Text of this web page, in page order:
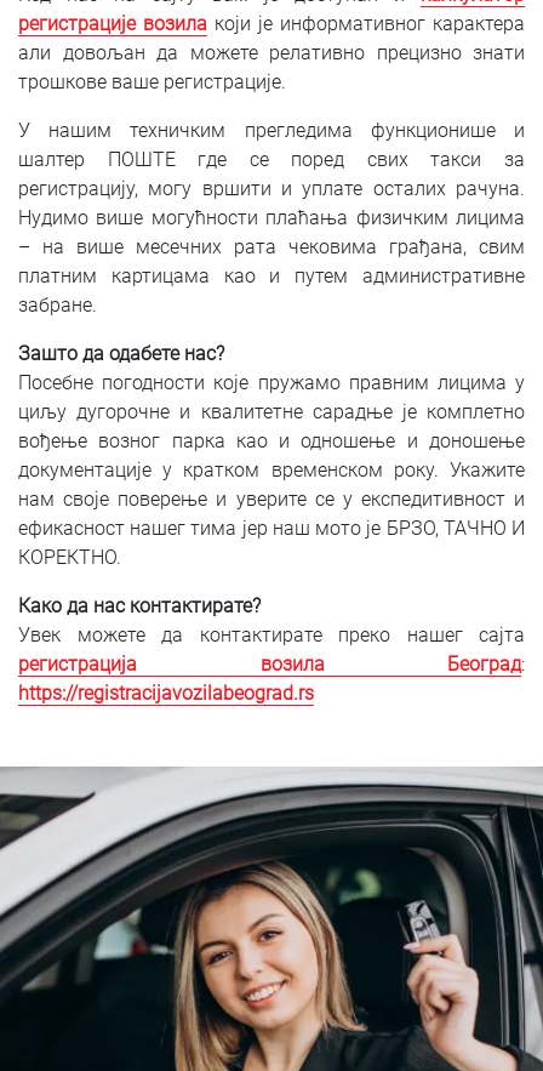
регистрације возила који је информативног карактера
али довољан да можете релативно прецизно знати
трошкове ваше регистрације.
У нашим техничким прегледима функционише и
шалтер ПОШТЕ где се поред свих такси за
регистрацију, могу вршити и уплате осталих рачуна.
Нудимо више могућности плаћања физичким лицима
– на више месечних рата чековима грађана, свим
платним картицама као и путем административне
забране.
Зашто да одабете нас?
Посебне погодности које пружамо правним лицима у
циљу дугорочне и квалитетне сарадње је комплетно
вођење возног парка као и одношење и доношење
документације у кратком временском року. Укажите
нам своје поверење и уверите се у експедитивност и
ефикасност нашег тима јер наш мото је БРЗО, ТАЧНО И
КОРЕКТНО.
Како да нас контактирате?
Увек можете да контактирате преко нашег сајта
регистрација возила Београд:
https://registracijavozilabeograd.rs